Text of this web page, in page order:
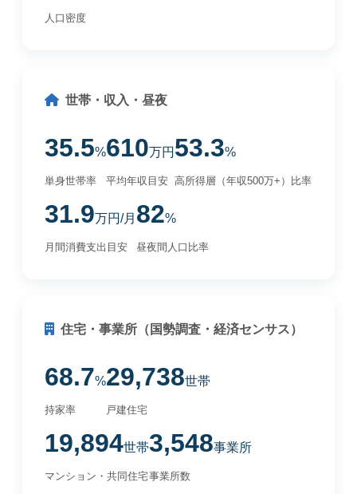
人口密度
世帯・収入・昼夜
35.5%
単身世帯率
610万円
平均年収目安
53.3%
高所得層（年収500万+）比率
31.9万円/月
月間消費支出目安
82%
昼夜間人口比率
住宅・事業所（国勢調査・経済センサス）
68.7%
持家率
29,738世帯
戸建住宅
19,894世帯
マンション・共同住宅
3,548事業所
事業所数